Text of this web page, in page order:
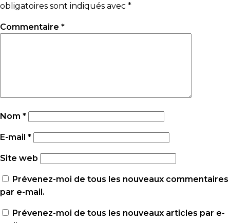
obligatoires sont indiqués avec *
Commentaire *
Nom *
E-mail *
Site web
Prévenez-moi de tous les nouveaux commentaires
par e-mail.
Prévenez-moi de tous les nouveaux articles par e-